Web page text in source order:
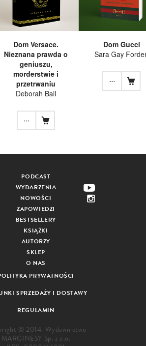
Dom Versace.
Nieznana prawda o
geniuszu,
morderstwie i
przetrwaniu
Deborah Ball
...
Dom Gucci
Sara Gay
...
PODCAST
WYDARZENIA
NOWOŚCI
ZAPOWIEDZI
BESTSELLERY
KSIĄŻKI
AUTORZY
SKLEP
O NAS
PRYWATNOŚCI
SPRZEDAŻY I DOSTAWY
REGULAMIN
© 2014. Wydawnictwo
MARGINESY Sp. z o.o.